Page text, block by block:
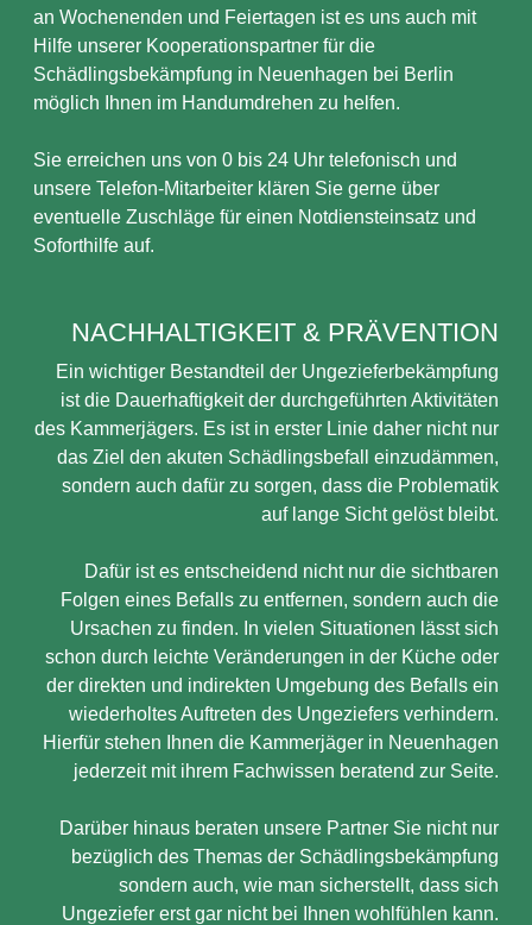
an Wochenenden und Feiertagen ist es uns auch mit
Hilfe unserer Kooperationspartner für die
Schädlingsbekämpfung in Neuenhagen bei Berlin
möglich Ihnen im Handumdrehen zu helfen.
Sie erreichen uns von 0 bis 24 Uhr telefonisch und
unsere Telefon-Mitarbeiter klären Sie gerne über
eventuelle Zuschläge für einen Notdiensteinsatz und
Soforthilfe auf.
NACHHALTIGKEIT & PRÄVENTION
Ein wichtiger Bestandteil der Ungezieferbekämpfung
ist die Dauerhaftigkeit der durchgeführten Aktivitäten
des Kammerjägers. Es ist in erster Linie daher nicht nur
das Ziel den akuten Schädlingsbefall einzudämmen,
sondern auch dafür zu sorgen, dass die Problematik
auf lange Sicht gelöst bleibt.
Dafür ist es entscheidend nicht nur die sichtbaren
Folgen eines Befalls zu entfernen, sondern auch die
Ursachen zu finden. In vielen Situationen lässt sich
schon durch leichte Veränderungen in der Küche oder
der direkten und indirekten Umgebung des Befalls ein
wiederholtes Auftreten des Ungeziefers verhindern.
Hierfür stehen Ihnen die Kammerjäger in Neuenhagen
jederzeit mit ihrem Fachwissen beratend zur Seite.
Darüber hinaus beraten unsere Partner Sie nicht nur
bezüglich des Themas der Schädlingsbekämpfung
sondern auch, wie man sicherstellt, dass sich
Ungeziefer erst gar nicht bei Ihnen wohlfühlen kann.